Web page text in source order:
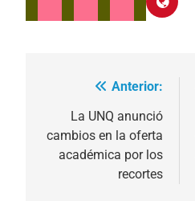
Navegación
entradas
Anterior:
La UNQ anunció
cambios en la oferta
académica por los
recortes